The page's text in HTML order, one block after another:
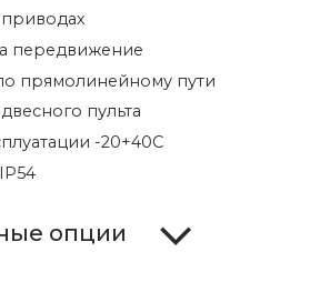
передвижение
прямолинейному пути
пульта
-20+40С
опции